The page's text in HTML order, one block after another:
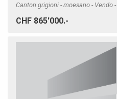
Canton grigioni - moesano - Vendo -
CHF 865'000.-